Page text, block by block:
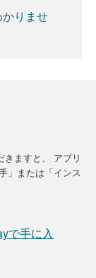
りませ
ますと、
アプリ
手」または「インス